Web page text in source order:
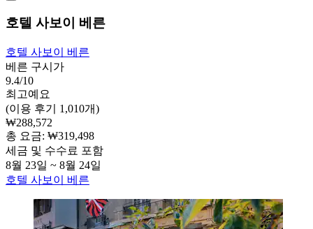
호텔 사보이 베른
호텔 사보이 베른
베른 구시가
9.4/10
최고예요
(이용 후기 1,010개)
₩288,572
총 요금: ₩319,498
세금 및 수수료 포함
8월 23일 ~ 8월 24일
호텔 사보이 베른